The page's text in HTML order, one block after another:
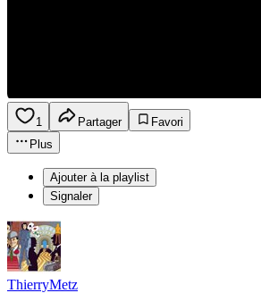
1 Partager
Favori
Plus
Ajouter à la playlist
Signaler
ThierryMetz